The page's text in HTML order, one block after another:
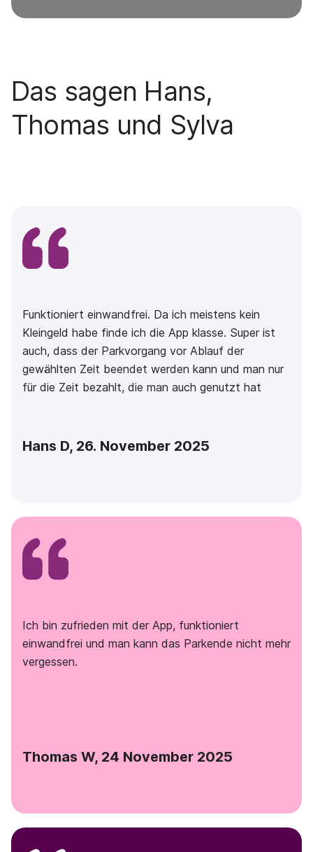
Das sagen Hans,
Thomas und Sylva
Funktioniert einwandfrei. Da ich meistens kein
Kleingeld habe finde ich die App klasse. Super ist
auch, dass der Parkvorgang vor Ablauf der
gewählten Zeit beendet werden kann und man nur
für die Zeit bezahlt, die man auch genutzt hat
Hans D, 26. November 2025
Ich bin zufrieden mit der App, funktioniert
einwandfrei und man kann das Parkende nicht mehr
vergessen.
Thomas W, 24 November 2025